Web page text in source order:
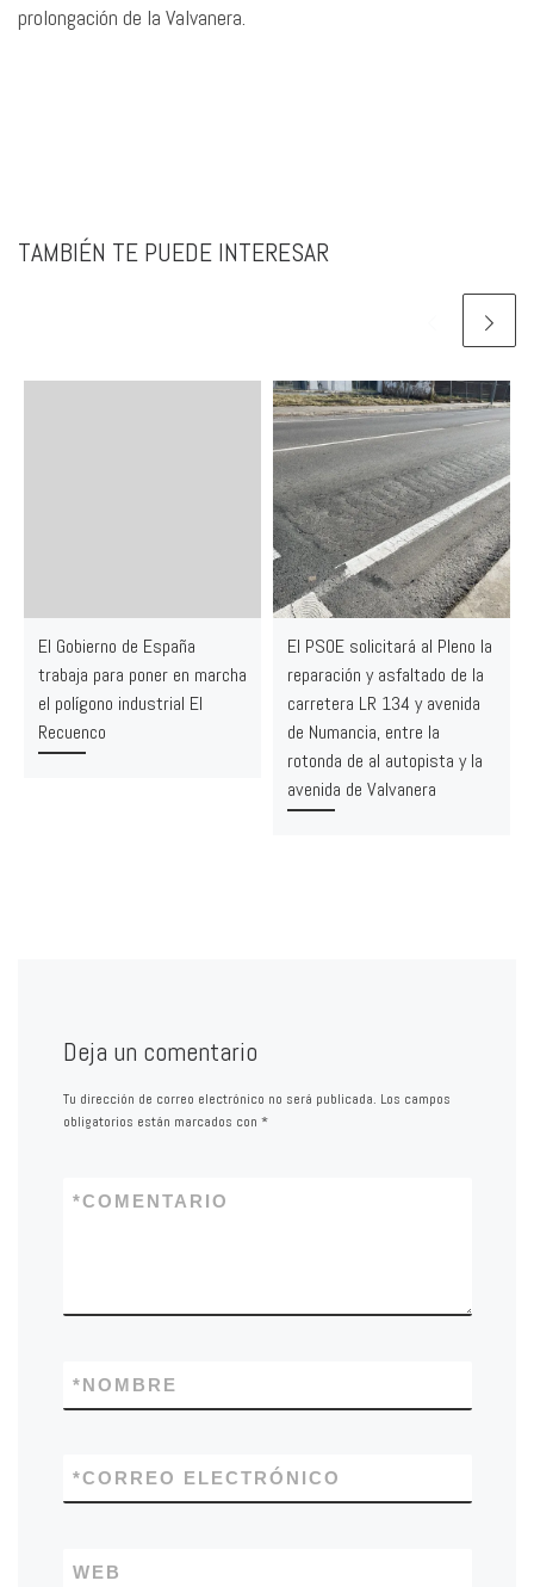
prolongación de la Valvanera.
TAMBIÉN TE PUEDE INTERESAR
El Gobierno de España
trabaja para poner en marcha
el polígono industrial El
Recuenco
El PSOE solicitará al Pleno la
reparación y asfaltado de la
carretera LR 134 y avenida
de Numancia, entre la
rotonda de al autopista y la
avenida de Valvanera
Deja un comentario
Tu dirección de correo electrónico no será publicada. Los campos
obligatorios están marcados con *
COMENTARIO
*
NOMBRE
*
CORREO ELECTRÓNICO
*
WEB